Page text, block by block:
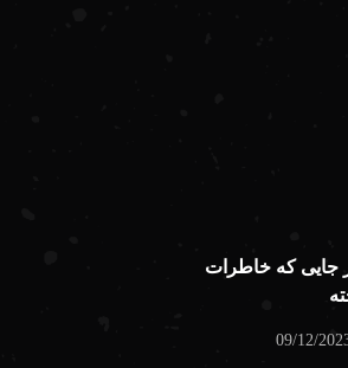
جایی که خاطرات
09/12/